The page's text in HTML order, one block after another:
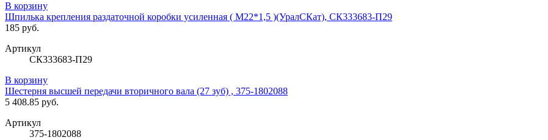
В корзину
Шпилька крепления раздаточной коробки усиленная ( М22*1,5 )(УралСКат), СК333683-П29
185 руб.
Артикул
СК333683-П29
В корзину
Шестерня высшей передачи вторичного вала (27 зуб) , 375-1802088
5 408.85 руб.
Артикул
375-1802088